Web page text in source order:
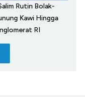
Rutin Bolak-
Kawi Hingga
RI